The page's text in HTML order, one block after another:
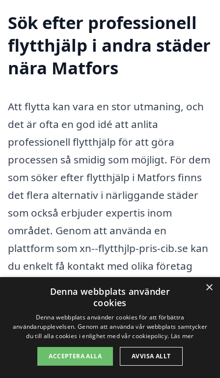
Sök efter professionell
flytthjälp i andra städer
nära Matfors
Att flytta kan vara en stor utmaning, och
det är ofta en god idé att anlita
professionell flytthjälp för att göra
processen så smidig som möjligt. För dem
som söker efter flytthjälp i Matfors finns
det flera alternativ i närliggande städer
som också erbjuder expertis inom
området. Genom att använda en
plattform som xn--flytthjlp-pris-cib.se kan
du enkelt få kontakt med olika företag
behov. Här är några av de städer där du
kan hitta flytthjälp i närheten av Matfors:
Sundsvall
×
Denna webbplats använder
cookies
Denna webbplats använder cookies för att förbättra
användarupplevelsen. Genom att använda vår webbplats samtycker
du till alla cookies i enlighet med vår cookiepolicy. Läs mer
ACCEPTERA ALLA AVVISA ALLT